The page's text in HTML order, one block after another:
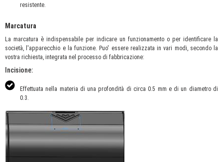
resistente.
Marcatura
La marcatura è indispensabile per indicare un funzionamento o per identificare la
società, l'apparecchio e la funzione. Puo' essere realizzata in vari modi, secondo la
vostra richiesta, integrata nel processo di fabbricazione:
Incisione:
Effettuata nella materia di una profondità di circa 0.5 mm e di un diametro di
0.3.